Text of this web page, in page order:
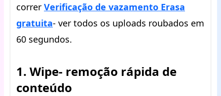
correr Verificação de vazamento Erasa
gratuita- ver todos os uploads roubados em
60 segundos.
1. Wipe- remoção rápida de
conteúdo